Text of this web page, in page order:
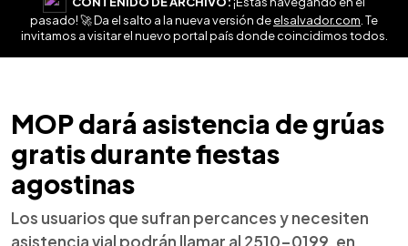
pasado! 🚀 Da el salto a la nueva versión deelsalvador.com . Te
invitamos a visitar el nuevo portal país donde coincidimos todos.
MOP dará asistencia de grúas
gratis durante fiestas
agostinas
Los usuarios que sufran percances y necesiten
asistencia vial podrán llamar al 2510-0199, en